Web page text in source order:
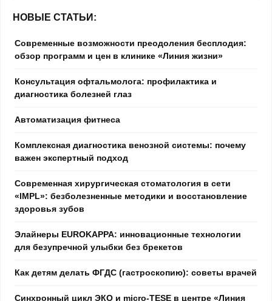
НОВЫЕ СТАТЬИ:
Современные возможности преодоления бесплодия:
обзор программ и цен в клинике «Линия жизни»
Консультация офтальмолога: профилактика и
диагностика болезней глаз
Автоматизация фитнеса
Комплексная диагностика венозной системы: почему
важен экспертный подход
Современная хирургическая стоматология в сети
«IMPL»: безболезненные методики и восстановление
здоровья зубов
Элайнеры EUROKAPPA: инновационные технологии
для безупречной улыбки без брекетов
Как детям делать ФГДС (гастроскопию): советы врачей
Синхронный цикл ЭКО и micro-TESE в центре «Линия